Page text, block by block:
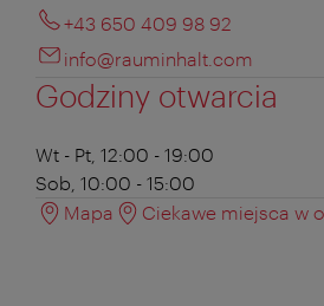
+43 650 409 98 92
info@rauminhalt.com
Godziny otwarcia
Wt - Pt, 12:00 - 19:00
Sob, 10:00 - 15:00
Mapa
Ciekawe miejsca w